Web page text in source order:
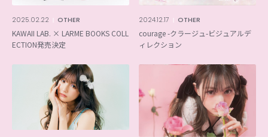
2025.02.22 OTHER
KAWAII LAB. × LARME BOOKS COLL
ECTION発売決定
2024.12.17 OTHER
courage -クラージュ-ビジュアルデ
ィレクション